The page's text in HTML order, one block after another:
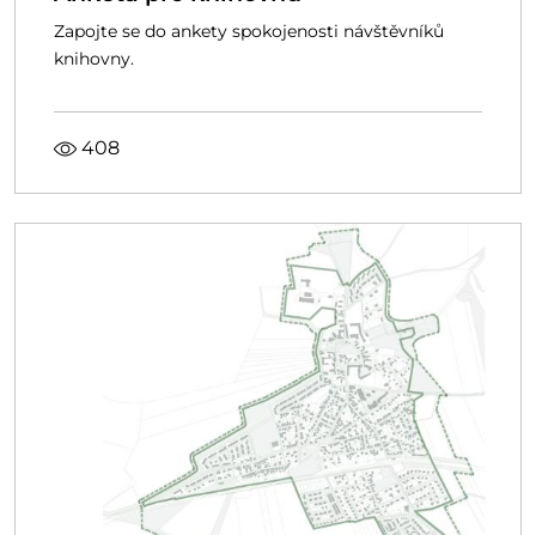
Zapojte se do ankety spokojenosti návštěvníků
knihovny.
408